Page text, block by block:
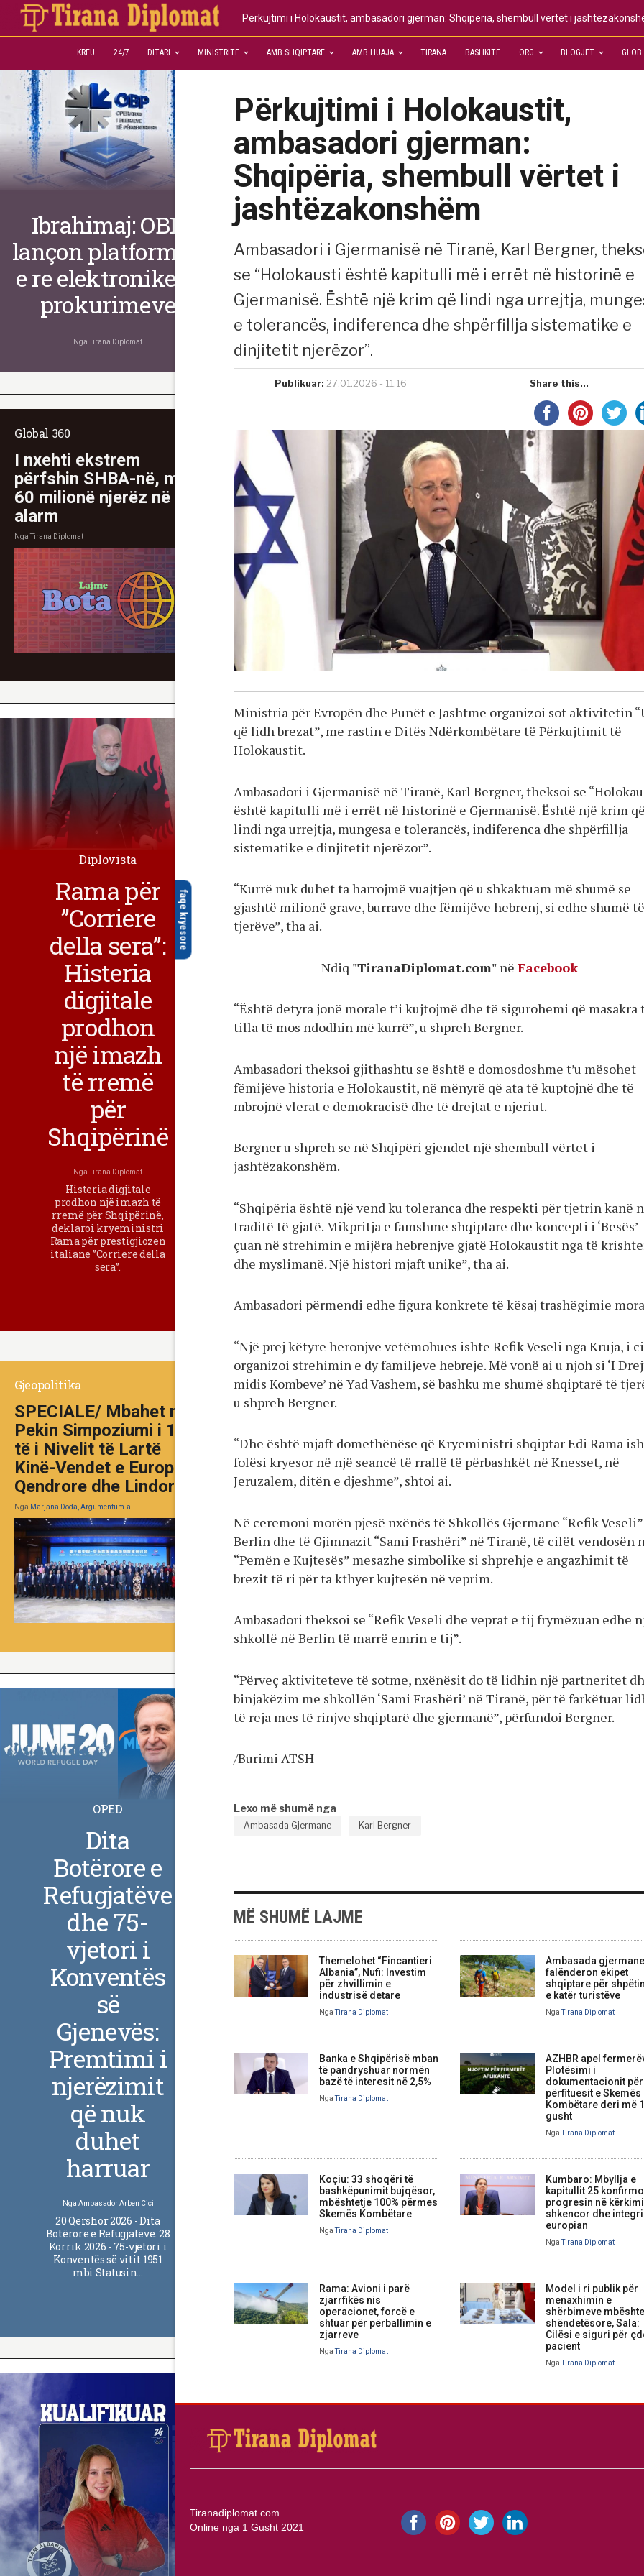
Përkujtimi i Holokaustit, ambasadori gjerman: Shqipëria, shembull vërtet i
KREU 24/7 DITARI MINISTRITE AMB.SHQIPTARE AMB.HUAJA TIRANA BASHKITE ORG BLOGJET GLOB
faqe kryesore
Përkujtimi i Holokaustit,
ambasadori gjerman:
Shqipëria, shembull vërtet i
jashtëzakonshëm
Ambasadori i Gjermanisë në Tiranë, Karl Bergner,
se “Holokausti është kapitulli më i errët në historinë e
Gjermanisë. Është një krim që lindi nga urrejtja,
e tolerancës, indiferenca dhe shpërfillja sistematike e
dinjitetit njerëzor”.
Publikuar: 27.01.2026 - 11:16 Share this...
Ministria për Evropën dhe Punët e Jashtme organizoi sot aktivitetin
që lidh brezat”, me rastin e Ditës Ndërkombëtare të Përkujtimit të
Holokaustit.
Ambasadori i Gjermanisë në Tiranë, Karl Bergner, theksoi se
është kapitulli më i errët në historinë e Gjermanisë. Është një krim që
lindi nga urrejtja, mungesa e tolerancës, indiferenca dhe shpërfillja
sistematike e dinjitetit njerëzor”.
“Kurrë nuk duhet ta harrojmë vuajtjen që u shkaktuam më shumë se
gjashtë milionë grave, burrave dhe fëmijëve hebrenj, si edhe shumë të
tjerëve”, tha ai.
Ndiq "TiranaDiplomat.com" në Facebook
“Është detyra jonë morale t’i kujtojmë dhe të sigurohemi që masakra
tilla të mos ndodhin më kurrë”, u shpreh Bergner.
Ambasadori theksoi gjithashtu se është e domosdoshme t’u mësohet
fëmijëve historia e Holokaustit, në mënyrë që ata të kuptojnë dhe të
mbrojnë vlerat e demokracisë dhe të drejtat e njeriut.
Bergner u shpreh se në Shqipëri gjendet një shembull vërtet i
jashtëzakonshëm.
“Shqipëria është një vend ku toleranca dhe respekti për tjetrin kanë
traditë të gjatë. Mikpritja e famshme shqiptare dhe koncepti i ‘Besës’
çuan në strehimin e mijëra hebrenjve gjatë Holokaustit nga të
dhe myslimanë. Një histori mjaft unike”, tha ai.
Ambasadori përmendi edhe figura konkrete të kësaj trashëgimie
“Një prej këtyre heronjve vetëmohues ishte Refik Veseli nga Kruja, i
organizoi strehimin e dy familjeve hebreje. Më vonë ai u njoh si ‘I
midis Kombeve’ në Yad Vashem, së bashku me shumë shqiptarë të
u shpreh Bergner.
“Dhe është mjaft domethënëse që Kryeministri shqiptar Edi Rama
folësi kryesor në një seancë të rrallë të përbashkët në Knesset, në
Jeruzalem, ditën e djeshme”, shtoi ai.
Në ceremoni morën pjesë nxënës të Shkollës Gjermane “Refik
Berlin dhe të Gjimnazit “Sami Frashëri” në Tiranë, të cilët vendosën
“Pemën e Kujtesës” mesazhe simbolike si shprehje e angazhimit të
brezit të ri për ta kthyer kujtesën në veprim.
Ambasadori theksoi se “Refik Veseli dhe veprat e tij frymëzuan edhe
shkollë në Berlin të marrë emrin e tij”.
“Përveç aktiviteteve të sotme, nxënësit do të lidhin një partneritet
binjakëzim me shkollën ‘Sami Frashëri’ në Tiranë, për të farkëtuar
të reja mes të rinjve shqiptarë dhe gjermanë”, përfundoi Bergner.
/Burimi ATSH
Lexo më shumë nga
Ambasada Gjermane Karl Bergner
MË SHUMË LAJME
Themelohet “Fincantieri
Albania”, Nufi: Investim
për zhvillimin e
industrisë detare
NgaTirana Diplomat
Ambasada gjermane
falënderon ekipet
shqiptare për
e katër turistëve
NgaTirana Diplomat
Banka e Shqipërisë mban
të pandryshuar normën
bazë të interesit në 2,5%
NgaTirana Diplomat
AZHBR apel
Plotësimi i
dokumentacionit për
përfituesit e Skemës
Kombëtare deri më
gusht
NgaTirana Diplomat
Koçiu: 33 shoqëri të
bashkëpunimit bujqësor,
mbështetje 100% përmes
Skemës Kombëtare
NgaTirana Diplomat
Kumbaro: Mbyllja e
kapitullit 25
progresin në
shkencor dhe
europian
NgaTirana Diplomat
Rama: Avioni i parë
zjarrfikës nis
operacionet, forcë e
shtuar për përballimin e
zjarreve
NgaTirana Diplomat
Model i ri publik për
menaxhimin e
shërbimeve
shëndetësore, Sala:
Cilësi e siguri për
pacient
NgaTirana Diplomat
Ibrahimaj: OBP
lançon platformën
e re elektronike të
prokurimeve
Nga Tirana Diplomat
Global 360
I nxehti ekstrem
përfshin SHBA-në, mbi
60 milionë njerëz në
alarm
NgaTirana Diplomat
Diplovista
Rama për
”Corriere
della sera”:
Histeria
digjitale
prodhon
një imazh
të rremë
për
Shqipërinë
NgaTirana Diplomat
Histeria digjitale
prodhon një imazh të
rremë për Shqipërinë,
deklaroi kryeministri
Rama për prestigjiozen
italiane ”Corriere della
sera”.
Gjeopolitika
SPECIALE/ Mbahet në
Pekin Simpoziumi i 10-
të i Nivelit të Lartë
Kinë-Vendet e Europës
Qendrore dhe Lindore
Nga Marjana Doda, Argumentum.al
OPED
Dita
Botërore e
Refugjatëve
dhe 75-
vjetori i
Konventës
së
Gjenevës:
Premtimi i
njerëzimit
që nuk
duhet
harruar
Nga Ambasador Arben Cici
20 Qershor 2026 - Dita
Botërore e Refugjatëve. 28
Korrik 2026 - 75-vjetori i
Konventës së vitit 1951
mbi Statusin…
Tiranadiplomat.com
Online nga 1 Gusht 2021